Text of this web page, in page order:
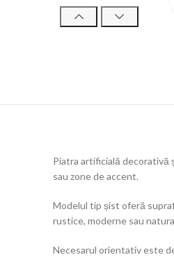
Piatra artificială decorativă
sau zone de accent.
Modelul tip șist oferă
rustice, moderne sau
Necesarul orientativ este